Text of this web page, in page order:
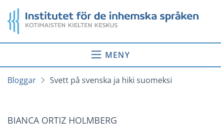
till
innehåll
Startsida
MENY
Bloggar Svett på svenska ja hiki suomeksi
BIANCA ORTIZ HOLMBERG